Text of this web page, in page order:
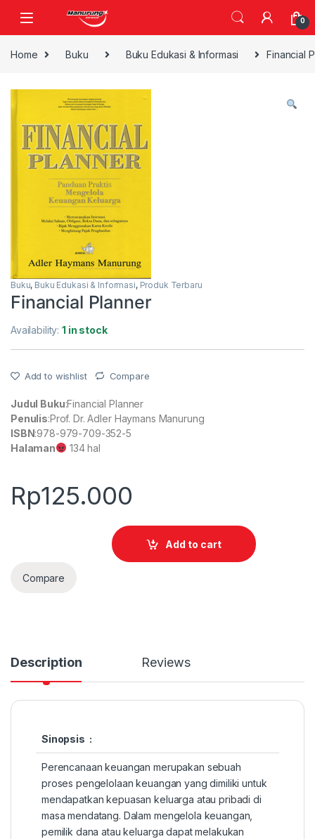
0
Home Buku Buku Edukasi & Informasi Financial
Buku, Buku Edukasi & Informasi, Produk Terbaru
Financial Planner
Availability:1 in stock
Add to wishlist Compare
Judul Buku:Financial Planner
Penulis:Prof. Dr. Adler Haymans Manurung
ISBN:978-979-709-352-5
Halaman
134 hal
Rp125.000
Add to cart
Compare
Description Reviews
Sinopsis :
Perencanaan keuangan merupakan sebuah
proses pengelolaan keuangan yang dimiliki untuk
mendapatkan kepuasan keluarga atau pribadi di
masa mendatang. Dalam mengelola keuangan,
pemilik dana atau keluarga dapat melakukan